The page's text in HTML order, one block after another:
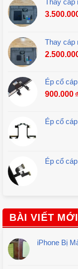
Thay cáp
Thay cáp
Ép cổ
900.000 ₫
Ép cổ
Ép cổ
BÀI VIẾT MỚI
iPhone Bị